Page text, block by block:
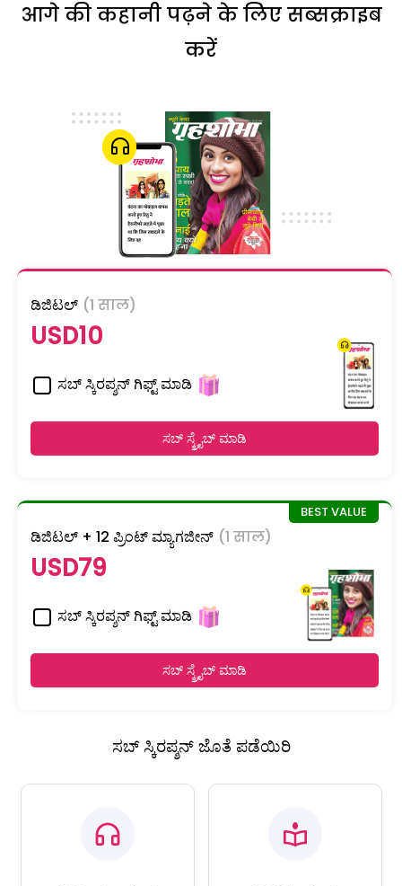
आगे की कहानी पढ़ने के लिए सब्सक्राइब
करें
ಡಿಜಿಟಲ್ (1 साल)
USD10
ಸಬ್ ಸ್ಕಿರಪ್ಶನ್ ಗಿಫ್ಟ್ ಮಾಡಿ
ಸಬ್ ಸ್ಕ್ರೈಬ್ ಮಾಡಿ
ಡಿಜಿಟಲ್ + 12 ಪ್ರಿಂಟ್ ಮ್ಯಾಗಜೀನ್ (1 साल)
USD79
ಸಬ್ ಸ್ಕಿರಪ್ಶನ್ ಗಿಫ್ಟ್ ಮಾಡಿ
ಸಬ್ ಸ್ಕ್ರೈಬ್ ಮಾಡಿ
ಸಬ್ ಸ್ಕಿರಪ್ಶನ್ ಜೊತೆ ಪಡೆಯಿರಿ